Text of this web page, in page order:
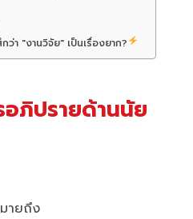
ว่า "งานวิจัย" เป็นเรื่องยาก?
ภิปรายด้านนัย
ายถึง